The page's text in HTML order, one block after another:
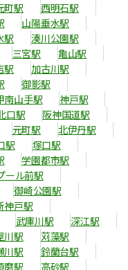
町駅
西明石駅
山陽垂水駅
駅
湊川公園駅
三宮駅
亀山駅
駅
加古川駅
御影駅
南山手駅
神戸駅
口駅
阪神国道駅
元町駅
北伊丹駅
駅
塚口駅
学園都市駅
ール前駅
御崎公園駅
神戸駅
武庫川駅
深江駅
川駅
苅藻駅
川駅
鈴蘭台駅
磨駅 高砂駅